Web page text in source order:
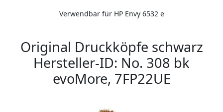
Verwendbar für HP Envy 6532 e
Original Druckköpfe schwarz
Hersteller-ID: No. 308 bk
evoMore, 7FP22UE